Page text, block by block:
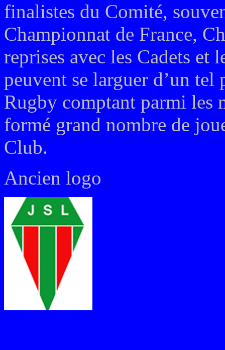
finalistes du Comité,
Championnat de France,
reprises avec les Cadets et
peuvent se larguer d’un tel
Rugby comptant parmi les
formé grand nombre de
Club.
Ancien logo